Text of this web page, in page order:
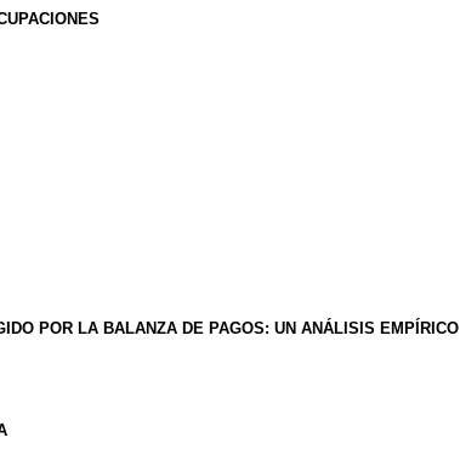
POR LA BALANZA DE PAGOS: UN ANÁLISIS EMPÍRICO